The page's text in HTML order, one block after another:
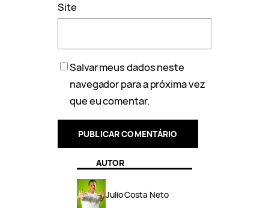
Site
Salvar meus dados neste
navegador para a próxima vez
que eu comentar.
AUTOR
Julio Costa Neto